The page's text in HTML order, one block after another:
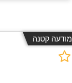
מודעה קטנה